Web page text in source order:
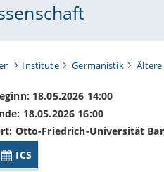
Institute Germanistik
18.05.2026 14:00
18.05.2026 16:00
Otto-Friedrich-Universität
ICS